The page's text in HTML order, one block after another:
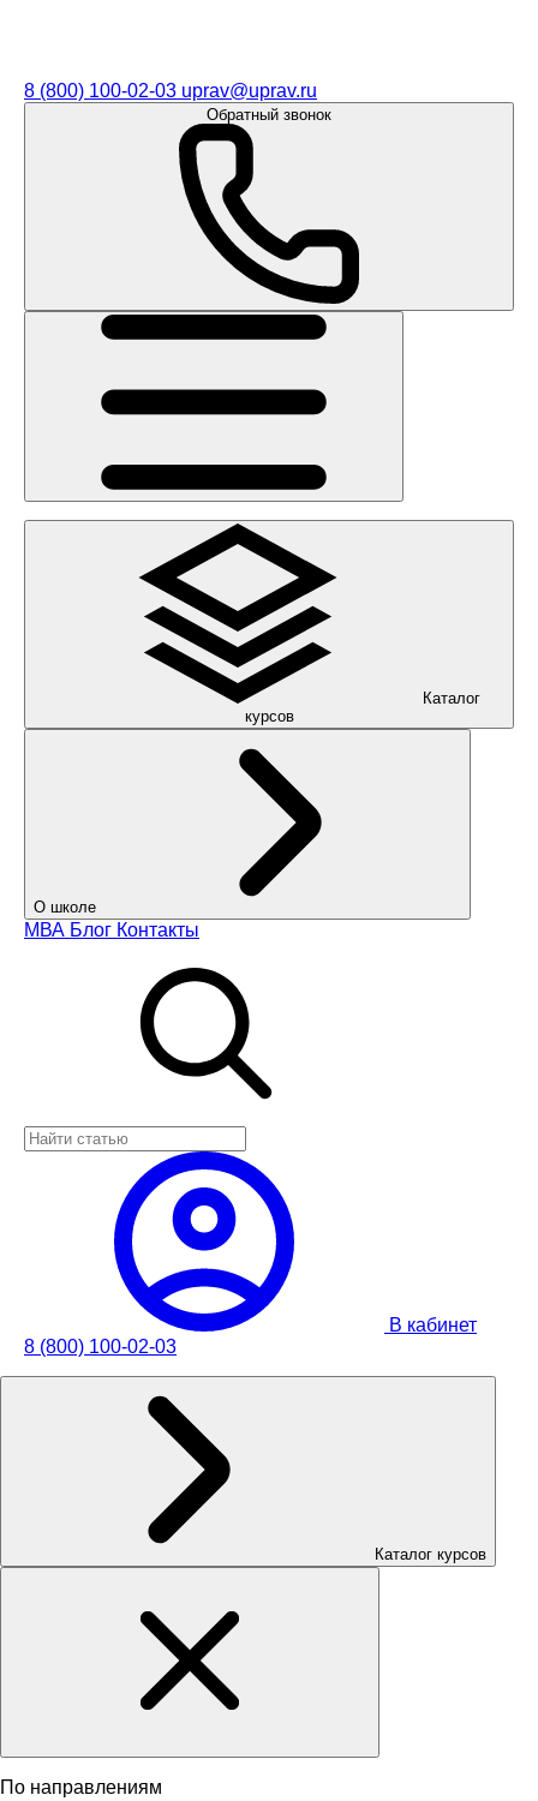
8 (800) 100-02-03 uprav@uprav.ru
Обратный звонок
Каталог
курсов
О школе
МВА Блог Контакты
В кабинет
8 (800) 100-02-03
Каталог курсов
По направлениям